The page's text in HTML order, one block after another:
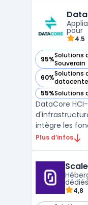
nécessitant
grande c ...pour
4.5
95%Solutions
Souverain
— voir
60%Solutions
— voir
55%Solutions
— voir
DataCore
intègre les
réseau dans
complexité et
Plus d’infos
4,8